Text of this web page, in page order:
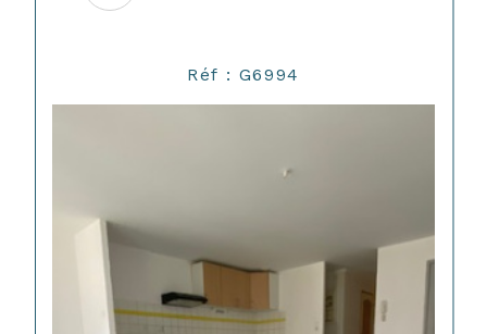
Réf : G6994